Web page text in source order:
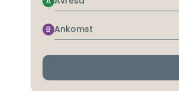
Ankomst
B